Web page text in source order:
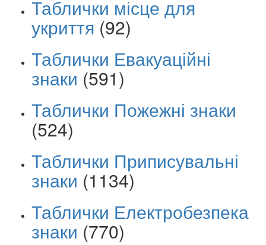
Таблички місце для
укриття (92)
Таблички Евакуаційні
знаки (591)
Таблички Пожежні знаки
(524)
Таблички Приписувальні
знаки (1134)
Таблички Електробезпека
знаки (770)